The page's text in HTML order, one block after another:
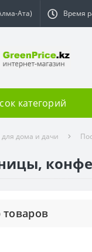
Ата) Время
категорий
дома и дачи